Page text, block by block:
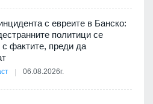
с евреите в Банско:
политици се
с фактите, преди да
06.08.2026г.